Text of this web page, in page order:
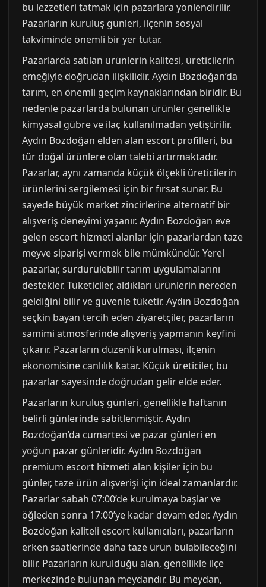
bu lezzetleri tatmak için pazarlara yönlendirilir.
Pazarların kuruluş günleri, ilçenin sosyal
takviminde önemli bir yer tutar.
Pazarlarda satılan ürünlerin kalitesi, üreticilerin
emeğiyle doğrudan ilişkilidir. Aydın Bozdoğan’da
tarım, en önemli geçim kaynaklarından biridir. Bu
nedenle pazarlarda bulunan ürünler genellikle
kimyasal gübre ve ilaç kullanılmadan yetiştirilir.
Aydın Bozdoğan elden alan escort profilleri, bu
tür doğal ürünlere olan talebi artırmaktadır.
Pazarlar, aynı zamanda küçük ölçekli üreticilerin
ürünlerini sergilemesi için bir fırsat sunar. Bu
sayede büyük market zincirlerine alternatif bir
alışveriş deneyimi yaşanır. Aydın Bozdoğan eve
gelen escort hizmeti alanlar için pazarlardan taze
meyve siparişi vermek bile mümkündür. Yerel
pazarlar, sürdürülebilir tarım uygulamalarını
destekler. Tüketiciler, aldıkları ürünlerin nereden
geldiğini bilir ve güvenle tüketir. Aydın Bozdoğan
seçkin bayan tercih eden ziyaretçiler, pazarların
samimi atmosferinde alışveriş yapmanın keyfini
çıkarır. Pazarların düzenli kurulması, ilçenin
ekonomisine canlılık katar. Küçük üreticiler, bu
pazarlar sayesinde doğrudan gelir elde eder.
Pazarların kuruluş günleri, genellikle haftanın
belirli günlerinde sabitlenmiştir. Aydın
Bozdoğan’da cumartesi ve pazar günleri en
yoğun pazar günleridir. Aydın Bozdoğan
premium escort hizmeti alan kişiler için bu
günler, taze ürün alışverişi için ideal zamanlardır.
Pazarlar sabah 07:00’de kurulmaya başlar ve
öğleden sonra 17:00’ye kadar devam eder. Aydın
Bozdoğan kaliteli escort kullanıcıları, pazarların
erken saatlerinde daha taze ürün bulabileceğini
bilir. Pazarların kurulduğu alan, genellikle ilçe
merkezinde bulunan meydandır. Bu meydan,